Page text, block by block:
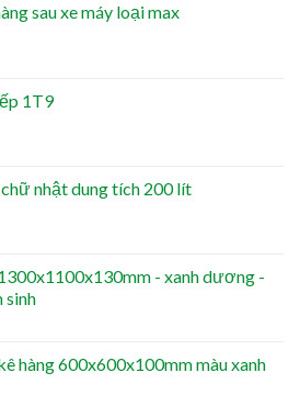
sau xe máy loại max
1T9
nhật dung tích 200 lít
- xanh dương -
sinh
hàng 600x600x100mm màu xanh